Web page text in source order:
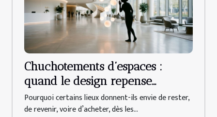
Chuchotements d’espaces :
quand le design repense
l’accueil client
Pourquoi certains lieux donnent-ils envie de rester,
de revenir, voire d’acheter, dès les...